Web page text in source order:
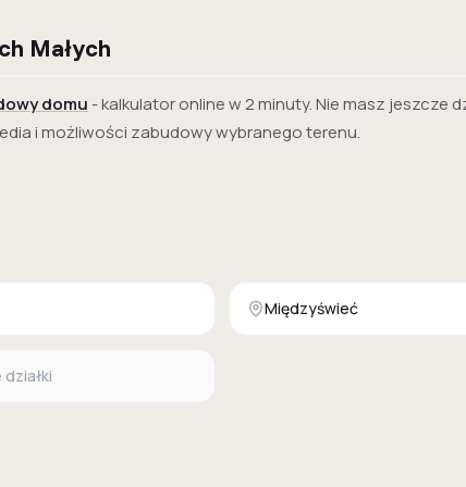
Małych
domu - kalkulator online w 2 minuty. Nie masz jeszcze
i możliwości zabudowy wybranego terenu.
Międzyświeć